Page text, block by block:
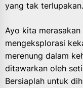
yang tak terlupakan.
Ayo kita
mengeksplorasi
merenung dalam
ditawarkan oleh
Bersiaplah untuk